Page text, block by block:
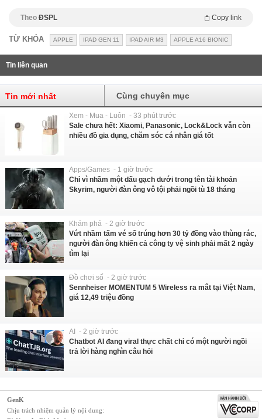
Theo ĐSPL Copy link
TỪ KHÓA APPLE IPAD GEN 11 IPAD AIR M3 APPLE A16 BIONIC
Tin liên quan
Tin mới nhất Cùng chuyên mục
Xem - Mua - Luôn - 33 phút trước
Sale chưa hết: Xiaomi, Panasonic, Lock&Lock vẫn còn
nhiều đồ gia dụng, chăm sóc cá nhân giá tốt
Apps/Games - 1 giờ trước
Chỉ vì nhầm một dấu gạch dưới trong tên tài khoản
Skyrim, người đàn ông vô tội phải ngồi tù 18 tháng
Khám phá - 2 giờ trước
Vứt nhầm tấm vé số trúng hơn 30 tỷ đồng vào thùng rác,
người đàn ông khiến cả công ty vệ sinh phải mất 2 ngày
tìm lại
Đồ chơi số - 2 giờ trước
Sennheiser MOMENTUM 5 Wireless ra mắt tại Việt Nam,
giá 12,49 triệu đồng
AI - 2 giờ trước
Chatbot AI đang viral thực chất chỉ có một người ngồi
trả lời hàng nghìn câu hỏi
GenK
Chịu trách nhiệm quản lý nội dung: